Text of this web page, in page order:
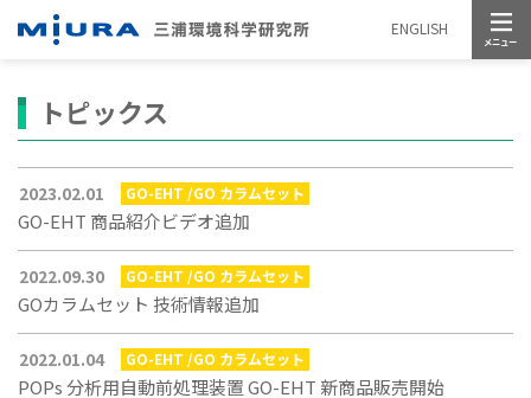
ENGLISH
トピックス
2023.02.01 GO-EHT /GO カラムセット
GO-EHT 商品紹介ビデオ追加
2022.09.30 GO-EHT /GO カラムセット
GOカラムセット 技術情報追加
2022.01.04 GO-EHT /GO カラムセット
POPs 分析用自動前処理装置 GO-EHT 新商品販売開始